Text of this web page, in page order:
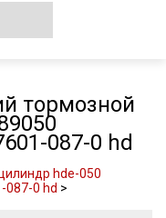
тормозной
087-0 hd
hde-050
0 hd >